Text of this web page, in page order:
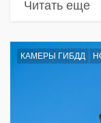
Читать еще
КАМЕРЫ ГИБДД